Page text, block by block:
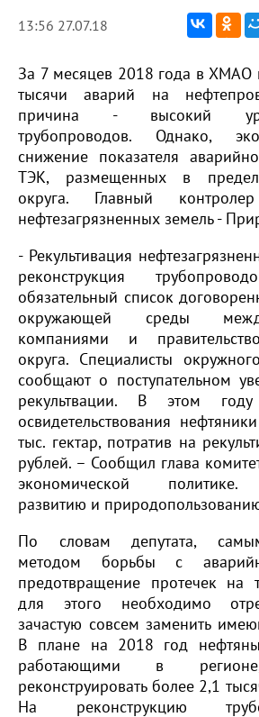
13:56 27.07.18
За 7 месяцев 2018 года в ХМАО
тысячи аварий на
причина - высокий
трубопроводов. Однако,
снижение показателя
ТЭК, размещенных в
округа. Главный контролер
нефтезагрязненных земель -
- Рекультивация
реконструкция
обязательный список
окружающей среды
компаниями и
округа. Специалисты
сообщают о поступательном
рекультвации. В этом
освидетельствования
тыс. гектар, потратив на
рублей. – Сообщил глава
экономической политике.
развитию и
По словам депутата,
методом борьбы с
предотвращение протечек на
для этого необходимо
зачастую совсем заменить
В плане на 2018 год
работающими в
реконструировать более 2,1
На реконструкцию